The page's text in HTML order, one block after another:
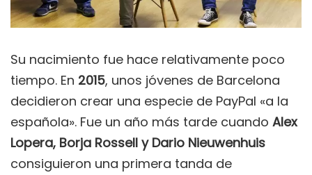
Su nacimiento fue hace relativamente poco
tiempo. En 2015, unos jóvenes de Barcelona
decidieron crear una especie de PayPal «a la
española». Fue un año más tarde cuando Alex
Lopera, Borja Rossell y Dario Nieuwenhuis
consiguieron una primera tanda de